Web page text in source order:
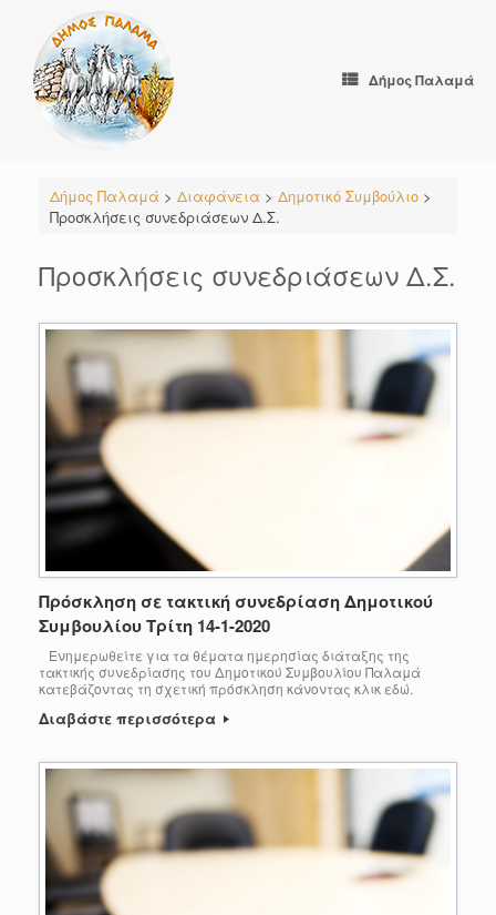
content
Δήμος Παλαμά
Δήμος Παλαμά > Διαφάνεια > Δημοτικό Συμβούλιο>
Προσκλήσεις συνεδριάσεων Δ.Σ.
Προσκλήσεις συνεδριάσεων Δ.Σ.
Πρόσκληση σε τακτική συνεδρίαση Δημοτικού
Συμβουλίου Τρίτη 14-1-2020
Ενημερωθείτε για τα θέματα ημερησίας διάταξης της
τακτικής συνεδρίασης του Δημοτικού Συμβουλίου Παλαμά
κατεβάζοντας τη σχετική πρόσκληση κάνοντας κλικ εδώ.
Διαβάστε περισσότερα